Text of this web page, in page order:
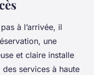
à l’arrivée, il
une
et claire installe
services à haute